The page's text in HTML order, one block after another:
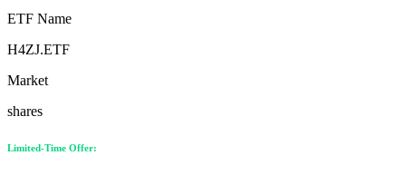
ETF Name
H4ZJ.ETF
Market
shares
Limited-Time Offer: